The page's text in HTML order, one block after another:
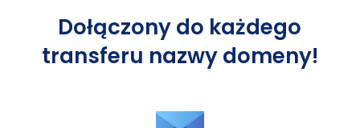
Dołączony do każdego
transferu nazwy domeny!